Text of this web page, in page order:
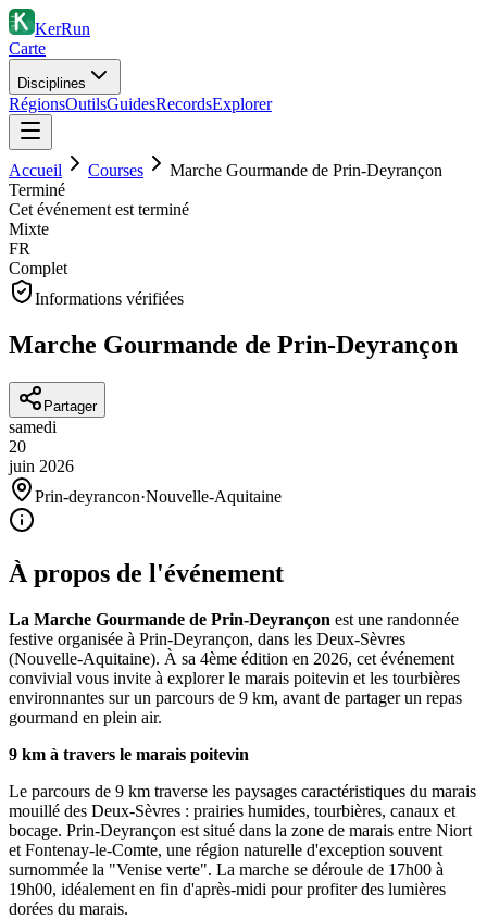
KerRun
Carte
Disciplines
RégionsOutilsGuidesRecordsExplorer
Accueil Courses
Marche Gourmande de Prin-Deyrançon
Terminé
Cet événement est terminé
Mixte
FR
Complet
Informations vérifiées
Marche Gourmande de Prin-Deyrançon
Partager
samedi
20
juin 2026
Prin-deyrancon·Nouvelle-Aquitaine
À propos de l'événement
La Marche Gourmande de Prin-Deyrançon est une randonnée
festive organisée à Prin-Deyrançon, dans les Deux-Sèvres
(Nouvelle-Aquitaine). À sa 4ème édition en 2026, cet événement
convivial vous invite à explorer le marais poitevin et les tourbières
environnantes sur un parcours de 9 km, avant de partager un repas
gourmand en plein air.
9 km à travers le marais poitevin
Le parcours de 9 km traverse les paysages caractéristiques du marais
mouillé des Deux-Sèvres : prairies humides, tourbières, canaux et
bocage. Prin-Deyrançon est situé dans la zone de marais entre Niort
et Fontenay-le-Comte, une région naturelle d'exception souvent
surnommée la "Venise verte". La marche se déroule de 17h00 à
19h00, idéalement en fin d'après-midi pour profiter des lumières
dorées du marais.